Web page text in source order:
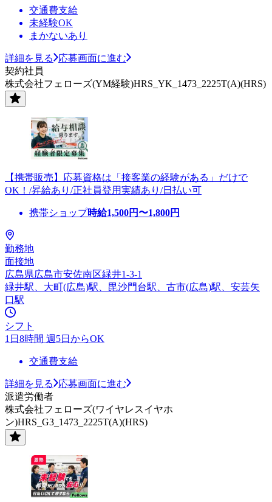
交通費支給
未経験OK
まかないあり
詳細を見る
応募画面に進む
契約社員
株式会社フェローズ(YM経験)HRS_YK_1473_2225T(A)(HRS)
【携帯販売】応募資格は「接客業の経験がある」だけで
OK！/昇給あり/正社員登用実績あり/日払い可
携帯ショップ時給1,500円〜1,800円
勤務地
面接地
広島県広島市安佐南区緑井1-3-1
緑井駅、大町(広島)駅、毘沙門台駅、古市(広島)駅、安芸矢
口駅
シフト
1日8時間 週5日からOK
交通費支給
詳細を見る
応募画面に進む
派遣労働者
株式会社フェローズ(ワイヤレスイヤホ
ン)HRS_G3_1473_2225T(A)(HRS)